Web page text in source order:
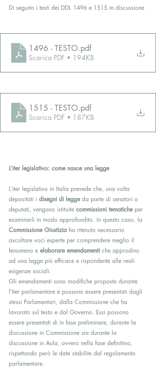
Di seguito i testi dei DDL 1496 e 1515 in discussione
1496 - TESTO.pdf
Scarica PDF • 194KB
1515 - TESTO.pdf
Scarica PDF • 187KB
L’iter legislativo: come nasce una legge
L’iter legislativo in Italia prevede che, una volta
depositati i disegni di legge da parte di senatori o
deputati, vengano istituite commissioni tematiche per
esaminarli in modo approfondito. In questo caso, la
Commissione Giustizia ha ritenuto necessario
ascoltare voci esperte per comprendere meglio il
fenomeno e elaborare emendamenti che approdino
ad una legge più efficace e rispondente alle reali
esigenze sociali.
Gli emendamenti sono modifiche proposte durante
l'iter parlamentare e possono essere presentati dagli
stessi Parlamentari, dalla Commissione che ha
lavorato sul testo e dal Governo. Essi possono
essere presentati di in fase preliminare, durante la
discussione in Commissione sia durante la
discussione in Aula, ovvero nella fase definitiva,
rispettando però le date stabilite dal regolamento
parlamentare.